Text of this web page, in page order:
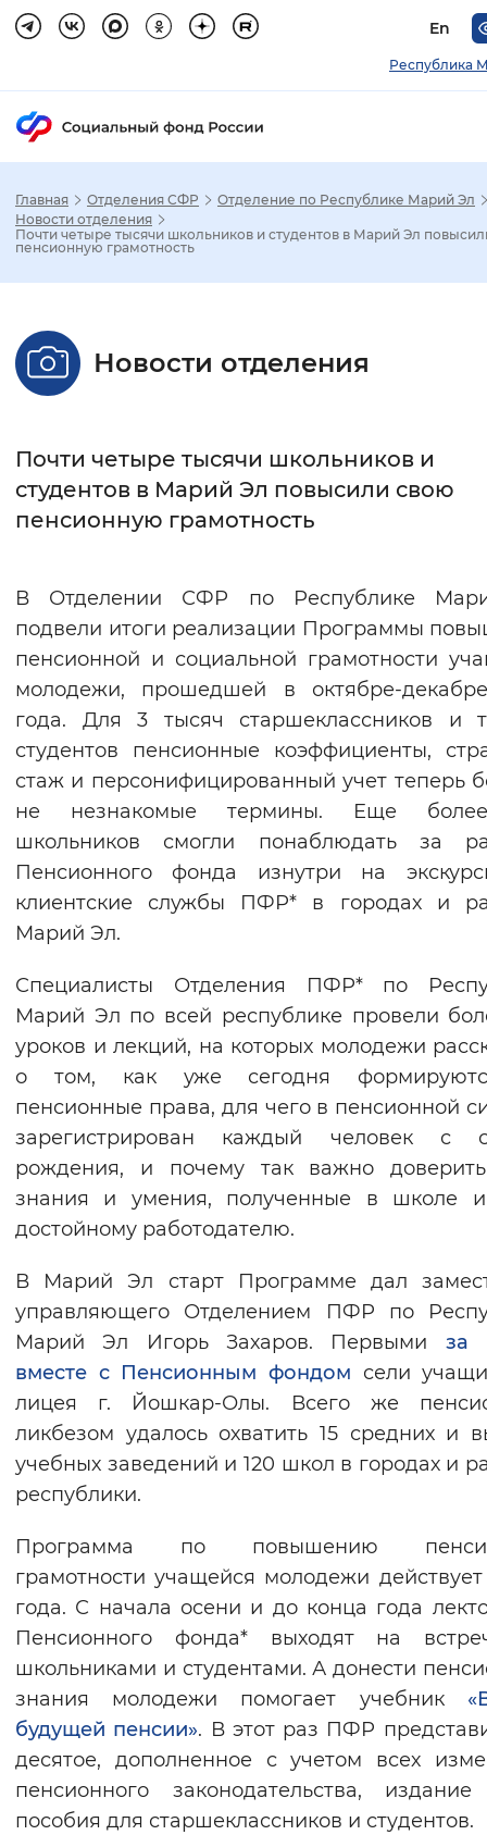
En
Республика
Стандартный Увеличенный
Без засечек С засечками
Интервал между буквами
Цвет сайта
Монохромный Инверсивный
Синий фон
Изображения
Включены Выключены
Звуковой ассистент
Воспроизвести Остановить
Вернуть стандартные настройки
Главная Отделения СФР
Отделение по Республике Марий Эл
Новости отделения
Почти четыре тысячи школьников и студентов в Марий Эл
пенсионную грамотность
Новости отделения
Почти четыре тысячи школьников и
студентов в Марий Эл повысили свою
пенсионную грамотность
В Отделении СФР по Республике
подвели итоги реализации Программы
пенсионной и социальной грамотности
молодежи, прошедшей в октябре-
года. Для 3 тысяч старшеклассников и
студентов пенсионные коэффициенты,
стаж и персонифицированный учет теперь
не незнакомые термины. Еще
школьников смогли понаблюдать за
Пенсионного фонда изнутри на
клиентские службы ПФР* в городах и
Марий Эл.
Специалисты Отделения ПФР* по
Марий Эл по всей республике провели
уроков и лекций, на которых молодежи
о том, как уже сегодня
пенсионные права, для чего в пенсионной
зарегистрирован каждый человек с
рождения, и почему так важно
знания и умения, полученные в школе и
достойному работодателю.
В Марий Эл старт Программе дал
управляющего Отделением ПФР по
Марий Эл Игорь Захаров. Первыми за
вместе с Пенсионным фондом сели
лицея г. Йошкар-Олы. Всего же
ликбезом удалось охватить 15 средних и
учебных заведений и 120 школ в городах и
республики.
Программа по повышению
грамотности учащейся молодежи действует
года. С начала осени и до конца года
Пенсионного фонда* выходят на
школьниками и студентами. А донести
знания молодежи помогает учебник
будущей пенсии». В этот раз ПФР
десятое, дополненное с учетом всех
пенсионного законодательства, издание
пособия для старшеклассников и студентов.